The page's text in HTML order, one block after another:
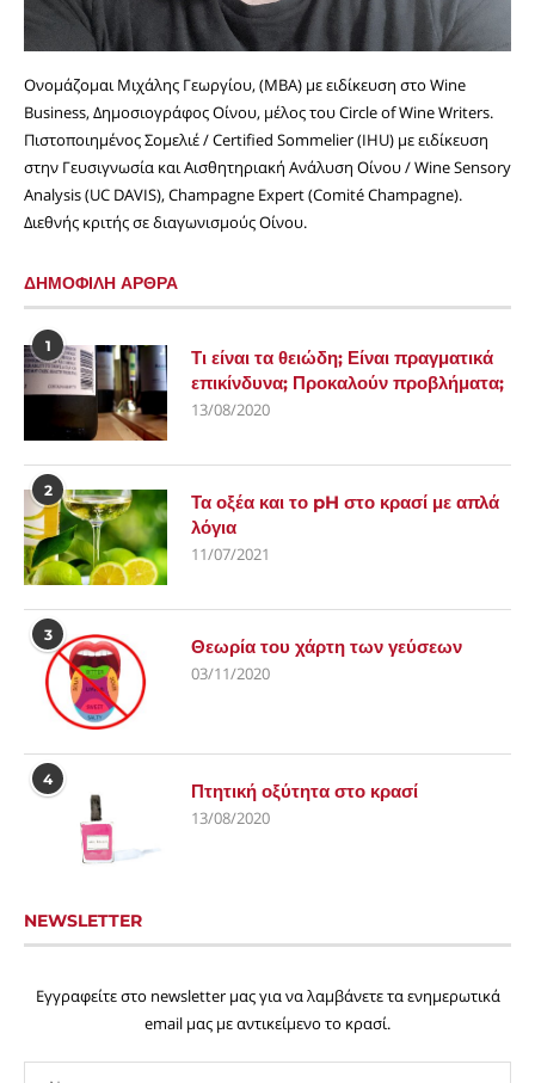
Ονομάζομαι Μιχάλης Γεωργίου, (MBA) με ειδίκευση στο Wine
Business, Δημοσιογράφος Οίνου, μέλος του Circle of Wine Writers.
Πιστοποιημένος Σομελιέ / Certified Sommelier (IHU) με ειδίκευση
στην Γευσιγνωσία και Αισθητηριακή Ανάλυση Οίνου / Wine Sensory
Analysis (UC DAVIS), Champagne Expert (Comité Champagne).
Διεθνής κριτής σε διαγωνισμούς Οίνου.
ΔΗΜΟΦΙΛΗ ΑΡΘΡΑ
1
Τι είναι τα θειώδη; Είναι πραγματικά
επικίνδυνα; Προκαλούν προβλήματα;
13/08/2020
2
Τα οξέα και το pH στο κρασί με απλά
λόγια
11/07/2021
3 Θεωρία του χάρτη των γεύσεων
03/11/2020
4 Πτητική οξύτητα στο κρασί
13/08/2020
NEWSLETTER
Εγγραφείτε στο newsletter μας για να λαμβάνετε τα ενημερωτικά
email μας με αντικείμενο το κρασί.